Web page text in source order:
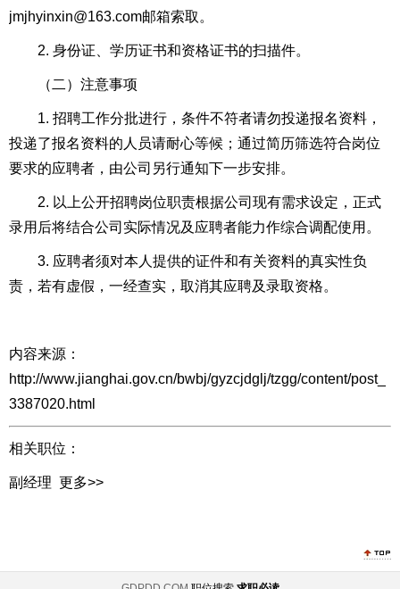
jmjhyinxin@163.com邮箱索取。
2. 身份证、学历证书和资格证书的扫描件。
（二）注意事项
1. 招聘工作分批进行，条件不符者请勿投递报名资料，
投递了报名资料的人员请耐心等候；通过简历筛选符合岗位
要求的应聘者，由公司另行通知下一步安排。
2. 以上公开招聘岗位职责根据公司现有需求设定，正式
录用后将结合公司实际情况及应聘者能力作综合调配使用。
3. 应聘者须对本人提供的证件和有关资料的真实性负
责，若有虚假，一经查实，取消其应聘及录取资格。
内容来源：
http://www.jianghai.gov.cn/bwbj/gyzcjdglj/tzgg/content/post_
3387020.html
相关职位：
副经理 更多>>